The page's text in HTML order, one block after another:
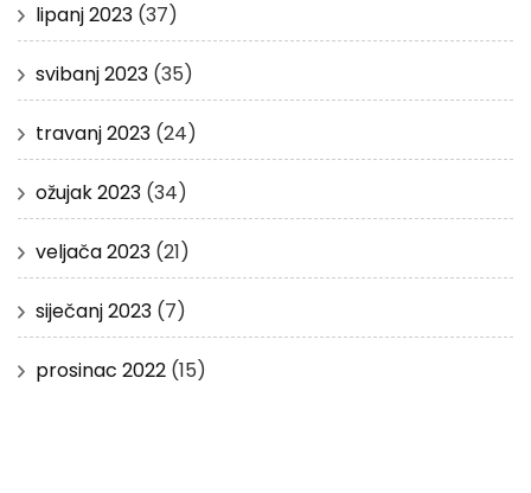
lipanj 2023 (37)
svibanj 2023 (35)
travanj 2023 (24)
ožujak 2023 (34)
veljača 2023 (21)
siječanj 2023 (7)
prosinac 2022 (15)